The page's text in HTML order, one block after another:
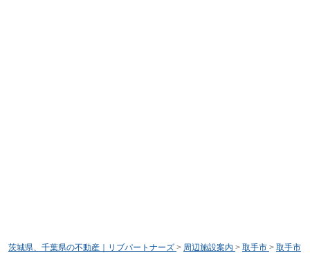
茨城県、千葉県の不動産｜リブパートナーズ > 周辺施設案内 > 取手市 > 取手市